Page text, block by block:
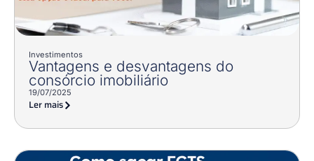
Investimentos
Vantagens e desvantagens do
consórcio imobiliário
19/07/2025
Ler mais